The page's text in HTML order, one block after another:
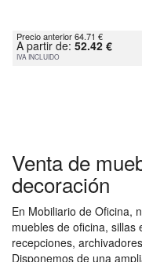
Precio anterior 64.71 €
A partir de: 52.42 €
IVA INCLUIDO
Venta de
decoración
En Mobiliario de Oficina,
muebles de oficina, sillas
recepciones,
Disponemos de una